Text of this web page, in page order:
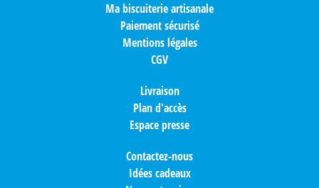
Ma biscuiterie artisanale
Paiement sécurisé
Mentions légales
CGV
Livraison
Plan d'accès
Espace presse
Contactez-nous
Idées cadeaux